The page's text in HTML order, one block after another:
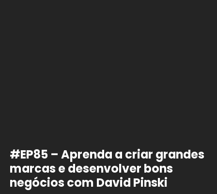
#EP85 – Aprenda a criar grandes
marcas e desenvolver bons
negócios com David Pinski